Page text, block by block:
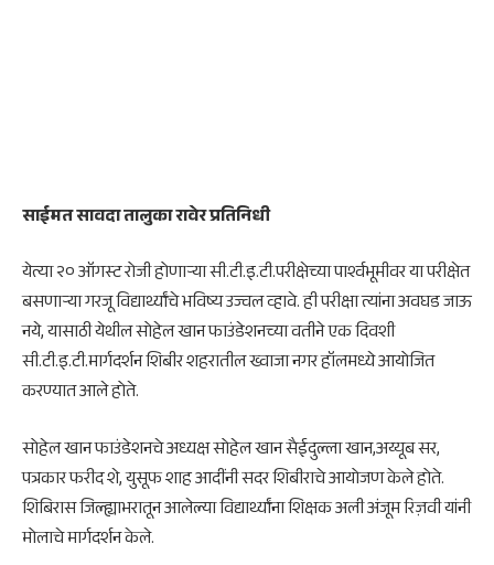
साईमत सावदा तालुका रावेर प्रतिनिधी
येत्या २० ऑगस्ट रोजी होणाऱ्या सी.टी.इ.टी.परीक्षेच्या पार्श्वभूमीवर या परीक्षेत
बसणाऱ्या गरजू विद्यार्थ्यांचे भविष्य उज्वल व्हावे. ही परीक्षा त्यांना अवघड जाऊ
नये, यासाठी येथील सोहेल खान फाउंडेशनच्या वतीने एक दिवशी
सी.टी.इ.टी.मार्गदर्शन शिबीर शहरातील ख्वाजा नगर हॉलमध्ये आयोजित
करण्यात आले होते.
सोहेल खान फाउंडेशनचे अध्यक्ष सोहेल खान सैईदुल्ला खान,अय्यूब सर,
पत्रकार फरीद शे, युसूफ शाह आदींनी सदर शिबीराचे आयोजण केले होते.
शिबिरास जिल्ह्याभरातून आलेल्या विद्यार्थ्यांना शिक्षक अली अंजूम रिज़वी यांनी
मोलाचे मार्गदर्शन केले.